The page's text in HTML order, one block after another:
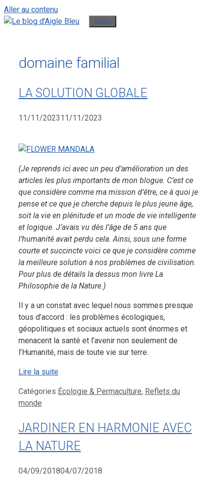
Aller au contenu
Menu
domaine familial
LA SOLUTION GLOBALE
11/11/202311/11/2023
(Je reprends ici avec un peu d’amélioration un des
articles les plus importants de mon blogue. C’est ce
que considère comme ma mission d’être, ce à quoi je
pense et ce que je cherche depuis le plus jeune âge,
soit la vie en plénitude et un mode de vie intelligente
et logique. J’avais vu dès l’âge de 5 ans que
l’humanité avait perdu cela. Ainsi, sous une forme
courte et succincte voici ce que je considère comme
la meilleure solution à nos problèmes de civilisation.
Pour plus de détails la dessus mon livre La
Philosophie de la Nature.)
Il y a un constat avec lequel nous sommes presque
tous d’accord : les problèmes écologiques,
géopolitiques et sociaux actuels sont énormes et
menacent la santé et l’avenir non seulement de
l’Humanité, mais de toute vie sur terre.
Lire la suite
Catégories Écologie & Permaculture, Reflets du
monde
JARDINER EN HARMONIE AVEC
LA NATURE
04/09/201804/07/2018